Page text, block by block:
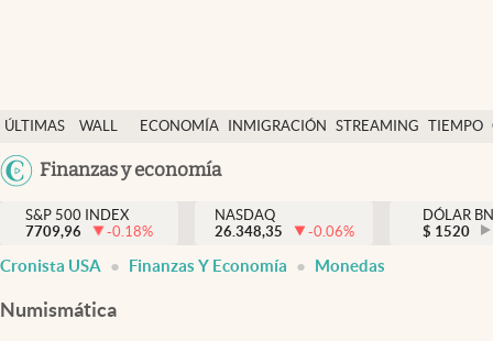
ÚLTIMAS
NOTICIAS
WALL
DÓLAR
ECONOMÍA INMIGRACIÓN STREAMING TIEMPO
México
Finanzas y economía
Finanzas y economía
Wall Street y dólar
Inmigración
S&P 500 INDEX
7709,96
-0.18%
NASDAQ
26.348,35
-0.06%
DÓLAR
$ 1520
Cronista USA Finanzas Y Economía Monedas
Numismática